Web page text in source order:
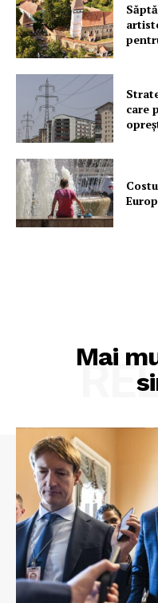
care
Mai